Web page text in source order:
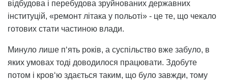
відбудова і перебудова зруйнованих державних
інституцій, «ремонт літака у польоті» - це те, що чекало
готових стати частиною влади.
Минуло лише п‘ять років, а суспільство вже забуло, в
яких умовах тоді доводилося працювати. Здобуте
потом і кров‘ю здається таким, що було завжди, тому